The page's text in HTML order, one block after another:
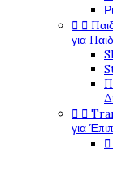
 
για
 
για
